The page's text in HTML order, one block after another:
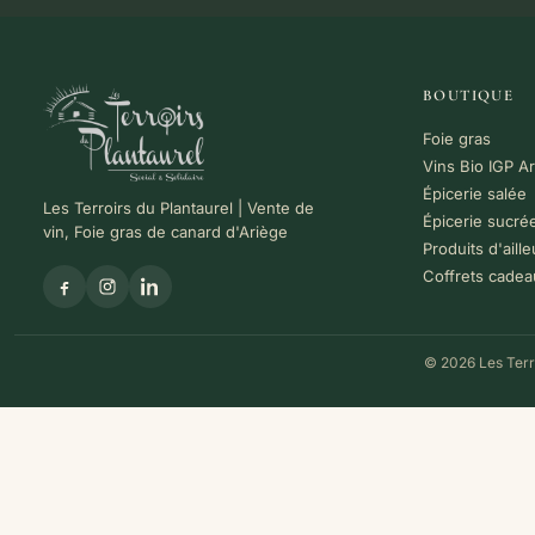
Les Terroirs du Plantaurel | Vente de
vin, Foie gras de canard d'Ariège
BOUTIQUE
Foie gras
Vins Bio IGP
Épicerie salée
Épicerie
Produits
Coffrets
© 2026 Les